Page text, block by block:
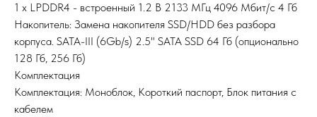
1 х LPDDR4 - встроенный 1.2 В 2133 МГц 4096 Мбит/с 4 Гб
Накопитель: Замена накопителя SSD/HDD без разбора
корпуса. SATA-III (6Gb/s) 2.5" SATA SSD 64 Гб (опционально
128 Гб, 256 Гб)
Комплектация
Комплектация: Моноблок, Короткий паспорт, Блок питания с
кабелем